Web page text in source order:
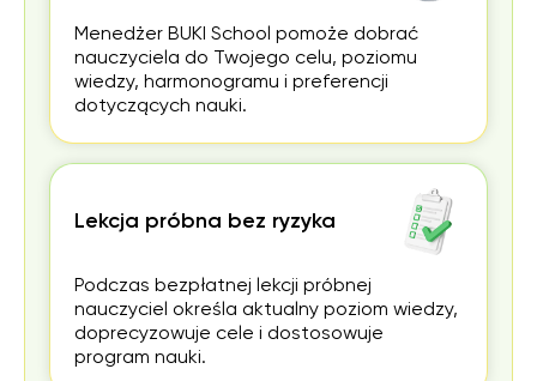
Menedżer BUKI School pomoże dobrać
nauczyciela do Twojego celu, poziomu
wiedzy, harmonogramu i preferencji
dotyczących nauki.
Lekcja próbna bez ryzyka
Podczas bezpłatnej lekcji próbnej
nauczyciel określa aktualny poziom wiedzy,
doprecyzowuje cele i dostosowuje
program nauki.